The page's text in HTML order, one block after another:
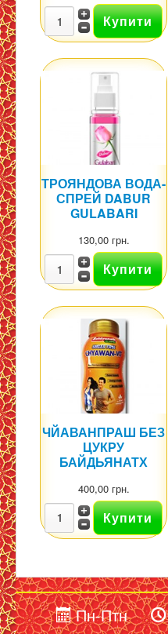
ТРОЯНДОВА ВОДА-
СПРЕЙ DABUR
GULABARI
130,00 грн.
ЧЙАВАНПРАШ БЕЗ
ЦУКРУ
БАЙДЬЯНАТХ
400,00 грн.
Пн-Птн